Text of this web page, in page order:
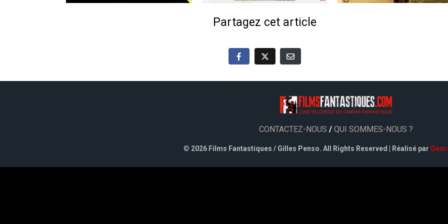
Partagez cet article
CONTACTEZ-NOUS / QUI SOMMES-NOUS ?
© 2026 Films Fantastiques / Gilles Penso. All Rights Reserved | Réalisé par